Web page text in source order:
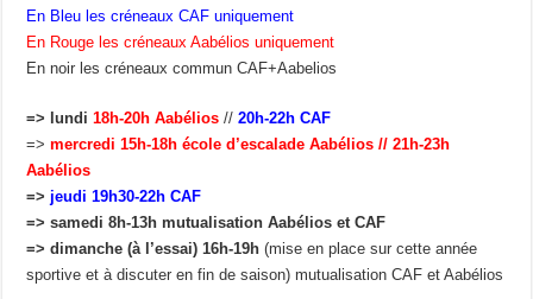
En Bleu les créneaux CAF uniquement
En Rouge les créneaux Aabélios uniquement
En noir les créneaux commun CAF+Aabelios
=> lundi 18h-20h Aabélios //20h-22h CAF
=>mercredi 15h-18h école d’escalade Aabélios // 21h-23h
Aabélios
=> jeudi 19h30-22h CAF
=> samedi 8h-13h mutualisation Aabélios et CAF
=> dimanche (à l’essai) 16h-19h (mise en place sur cette année
sportive et à discuter en fin de saison) mutualisation CAF et Aabélios